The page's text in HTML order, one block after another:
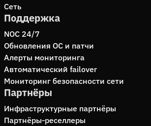
Сеть
Поддержка
NOC 24/7
Обновления ОС и патчи
Алерты мониторинга
Автоматический failover
Мониторинг безопасности сети
Партнёры
Инфраструктурные партнёры
Партнёры‑реселлеры